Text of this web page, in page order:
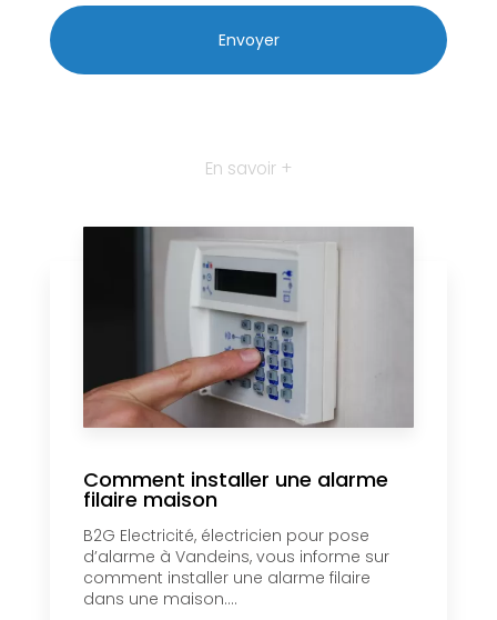
En savoir +
Comment installer une alarme
filaire maison
B2G Electricité, électricien pour pose
d’alarme à Vandeins, vous informe sur
comment installer une alarme filaire
dans une maison....